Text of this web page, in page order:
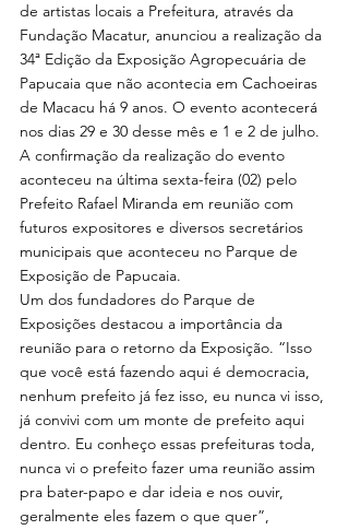
IMPORTANTE
de artistas locais a Prefeitura, através da
Fundação Macatur, anunciou a realização da
34ª Edição da Exposição Agropecuária de
Papucaia que não acontecia em Cachoeiras
de Macacu há 9 anos. O evento acontecerá
nos dias 29 e 30 desse mês e 1 e 2 de julho.
A confirmação da realização do evento
aconteceu na última sexta-feira (02) pelo
Prefeito Rafael Miranda em reunião com
futuros expositores e diversos secretários
municipais que aconteceu no Parque de
Exposição de Papucaia.
Um dos fundadores do Parque de
Exposições destacou a importância da
reunião para o retorno da Exposição. “Isso
que você está fazendo aqui é democracia,
nenhum prefeito já fez isso, eu nunca vi isso,
já convivi com um monte de prefeito aqui
dentro. Eu conheço essas prefeituras toda,
nunca vi o prefeito fazer uma reunião assim
pra bater-papo e dar ideia e nos ouvir,
geralmente eles fazem o que quer”,